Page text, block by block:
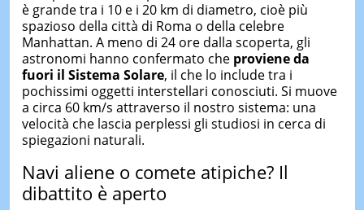
è grande tra i 10 e i 20 km di diametro, cioè più
spazioso della città di Roma o della celebre
Manhattan. A meno di 24 ore dalla scoperta, gli
astronomi hanno confermato che proviene da
fuori il Sistema Solare, il che lo include tra i
pochissimi oggetti interstellari conosciuti. Si muove
a circa 60 km/s attraverso il nostro sistema: una
velocità che lascia perplessi gli studiosi in cerca di
spiegazioni naturali.
Navi aliene o comete atipiche? Il
dibattito è aperto